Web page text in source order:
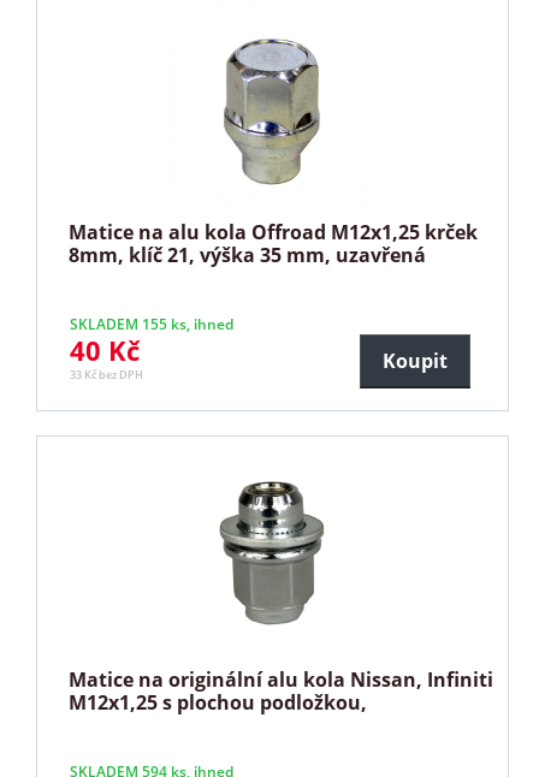
Matice na alu kola Offroad M12x1,25 krček
8mm, klíč 21, výška 35 mm, uzavřená
SKLADEM 155 ks, ihned
40 Kč
33 Kč bez DPH
Koupit
Matice na originální alu kola Nissan, Infiniti
M12x1,25 s plochou podložkou,
SKLADEM 594 ks, ihned